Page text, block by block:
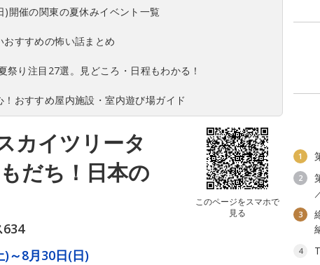
開催の関東の夏休みイベント一覧
おすすめの怖い話まとめ
祭り注目27選。見どころ・日程もわかる！
おすすめ屋内施設・室内遊び場ガイド
カイツリータ
だち！日本の
634
このページをスマホで
見る
)～8月30日(日)
1
2
3
4